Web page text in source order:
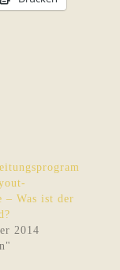
– Was ist der
2014